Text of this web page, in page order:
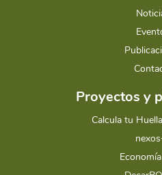
Proyectos y
Calcula tu